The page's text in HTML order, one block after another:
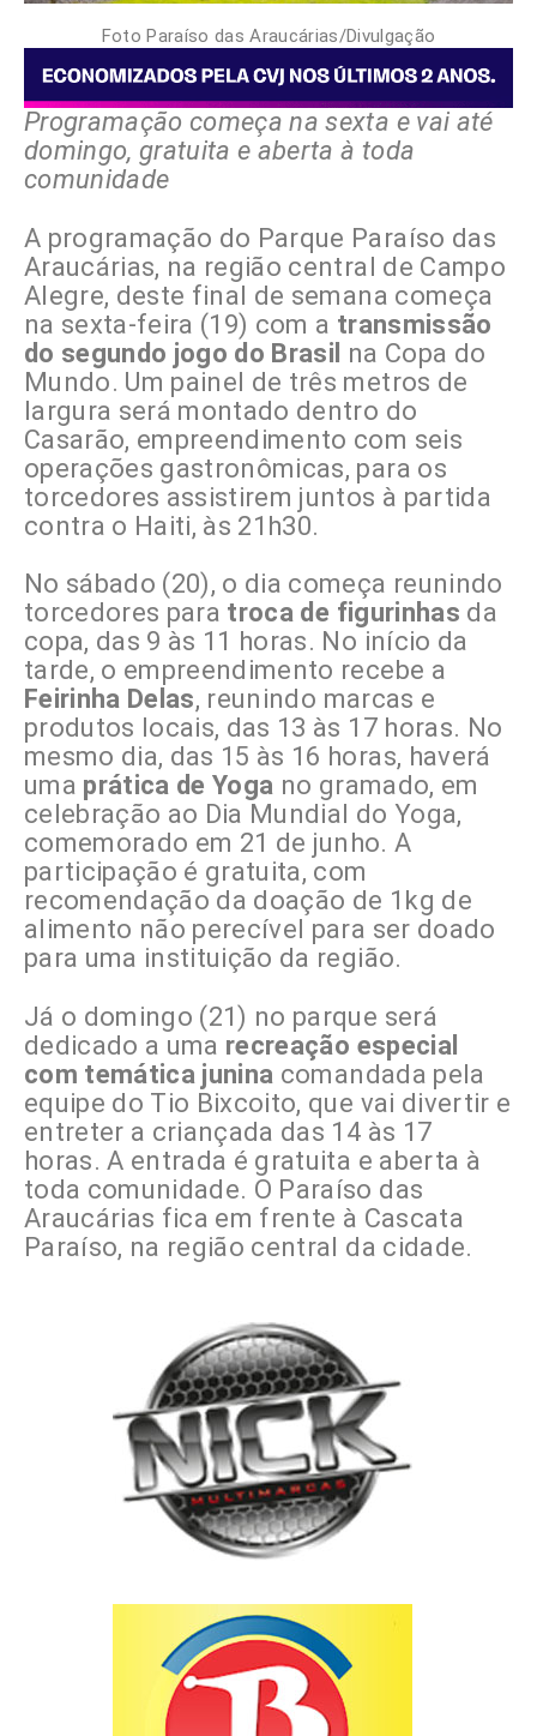
Foto Paraíso das Araucárias/Divulgação
Programação começa na sexta e vai até
domingo, gratuita e aberta à toda
comunidade
A programação do Parque Paraíso das
Araucárias, na região central de Campo
Alegre, deste final de semana começa
na sexta-feira (19) com a transmissão
do segundo jogo do Brasil na Copa do
Mundo. Um painel de três metros de
largura será montado dentro do
Casarão, empreendimento com seis
operações gastronômicas, para os
torcedores assistirem juntos à partida
contra o Haiti, às 21h30.
No sábado (20), o dia começa reunindo
torcedores para troca de figurinhas da
copa, das 9 às 11 horas. No início da
tarde, o empreendimento recebe a
Feirinha Delas, reunindo marcas e
produtos locais, das 13 às 17 horas. No
mesmo dia, das 15 às 16 horas, haverá
uma prática de Yoga no gramado, em
celebração ao Dia Mundial do Yoga,
comemorado em 21 de junho. A
participação é gratuita, com
recomendação da doação de 1kg de
alimento não perecível para ser doado
para uma instituição da região.
Já o domingo (21) no parque será
dedicado a uma recreação especial
com temática junina comandada pela
equipe do Tio Bixcoito, que vai divertir e
entreter a criançada das 14 às 17
horas. A entrada é gratuita e aberta à
toda comunidade. O Paraíso das
Araucárias fica em frente à Cascata
Paraíso, na região central da cidade.